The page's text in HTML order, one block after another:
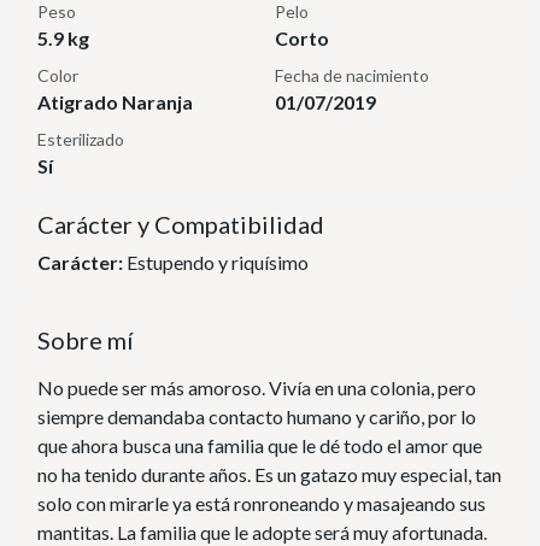
Peso
5.9 kg
Pelo
Corto
Color
Atigrado Naranja
Fecha de nacimiento
01/07/2019
Esterilizado
Sí
Carácter y Compatibilidad
Carácter: Estupendo y riquísimo
Sobre mí
No puede ser más amoroso. Vivía en una colonia, pero
siempre demandaba contacto humano y cariño, por lo
que ahora busca una familia que le dé todo el amor que
no ha tenido durante años. Es un gatazo muy especial, tan
solo con mirarle ya está ronroneando y masajeando sus
mantitas. La familia que le adopte será muy afortunada.